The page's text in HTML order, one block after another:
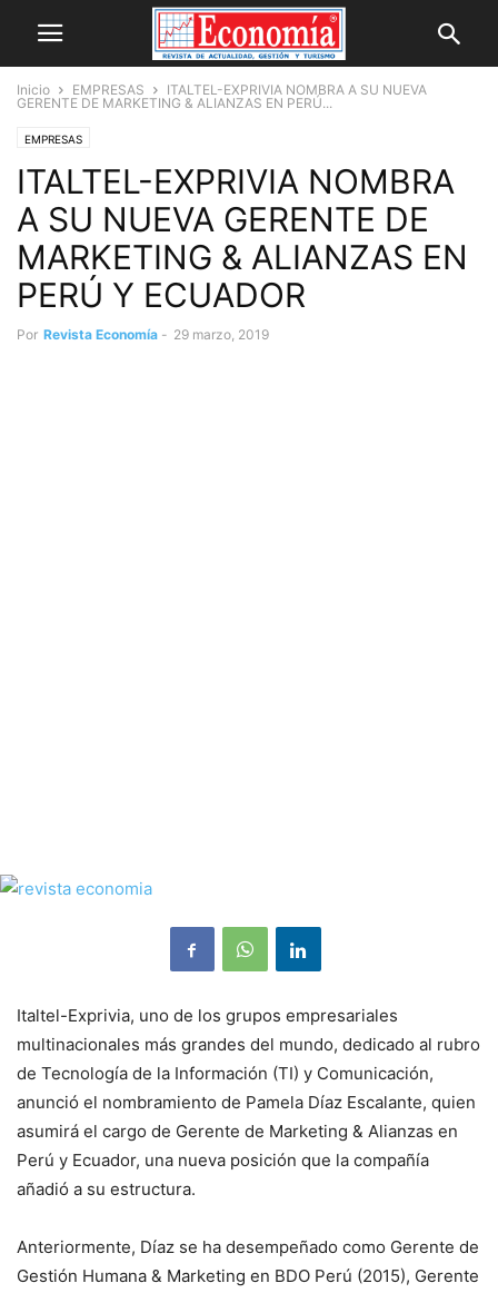
Inicio EMPRESAS
ITALTEL-EXPRIVIA NOMBRA A SU NUEVA
GERENTE DE MARKETING & ALIANZAS EN PERÚ...
EMPRESAS
ITALTEL-EXPRIVIA NOMBRA
A SU NUEVA GERENTE DE
MARKETING & ALIANZAS EN
PERÚ Y ECUADOR
Por Revista Economía - 29 marzo, 2019
Italtel-Exprivia, uno de los grupos empresariales
multinacionales más grandes del mundo, dedicado al rubro
de Tecnología de la Información (TI) y Comunicación,
anunció el nombramiento de Pamela Díaz Escalante, quien
asumirá el cargo de Gerente de Marketing & Alianzas en
Perú y Ecuador, una nueva posición que la compañía
añadió a su estructura.
Anteriormente, Díaz se ha desempeñado como Gerente de
Gestión Humana & Marketing en BDO Perú (2015), Gerente